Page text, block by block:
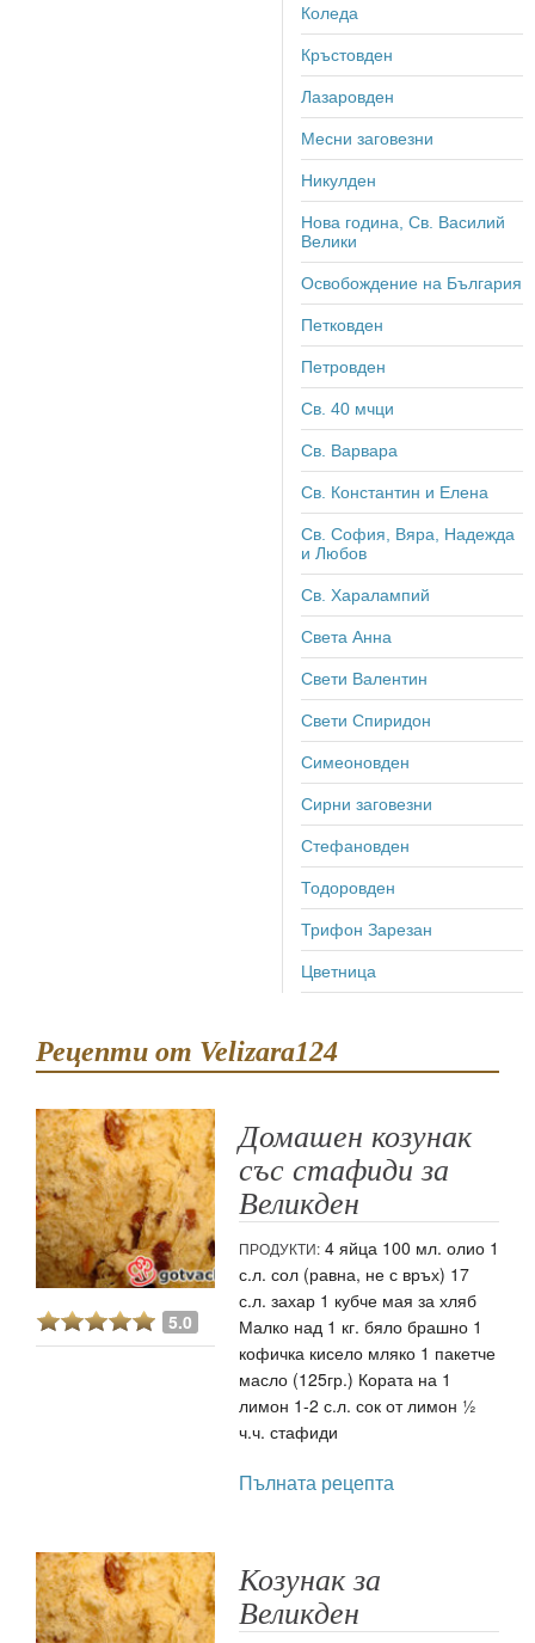
Коледа
Кръстовден
Лазаровден
Месни заговезни
Никулден
Нова година, Св. Василий
Велики
Освобождение на България
Петковден
Петровден
Св. 40 мчци
Св. Варвара
Св. Константин и Елена
Св. София, Вяра, Надежда
и Любов
Св. Харалампий
Света Анна
Свети Валентин
Свети Спиридон
Симеоновден
Сирни заговезни
Стефановден
Тодоровден
Трифон Зарезан
Цветница
Рецепти от Velizara124
5.0
Домашен козунак
със стафиди за
Великден
ПРОДУКТИ: 4 яйца 100 мл. олио 1
с.л. сол (равна, не с връх) 17
с.л. захар 1 кубче мая за хляб
Малко над 1 кг. бяло брашно 1
кофичка кисело мляко 1 пакетче
масло (125гр.) Кората на 1
лимон 1-2 с.л. сок от лимон ½
ч.ч. стафиди
Пълната рецепта
Козунак за
Великден